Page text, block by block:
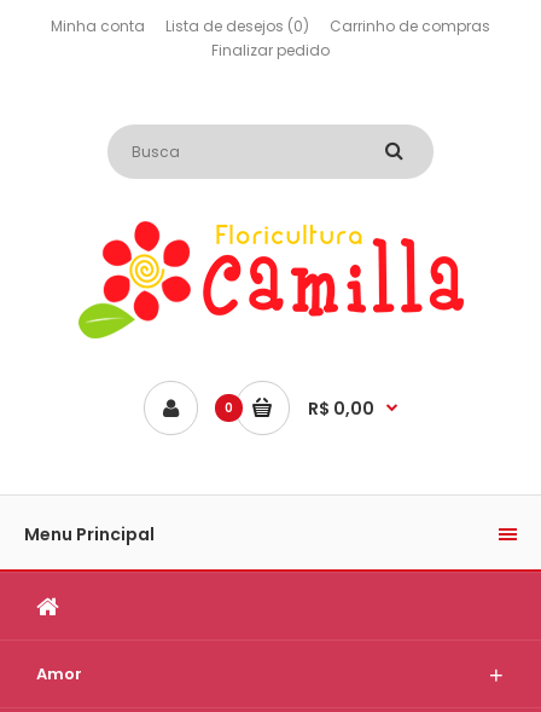
Minha conta Lista de desejos (0)
Carrinho de compras
Finalizar pedido
0 R$ 0,00
Menu Principal
Amor